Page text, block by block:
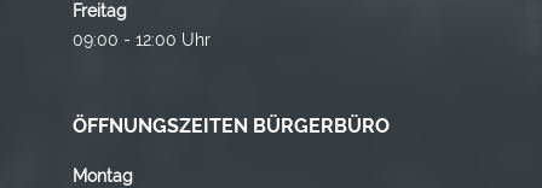
Freitag
09:00 - 12:00 Uhr
ÖFFNUNGSZEITEN BÜRGERBÜRO
Montag